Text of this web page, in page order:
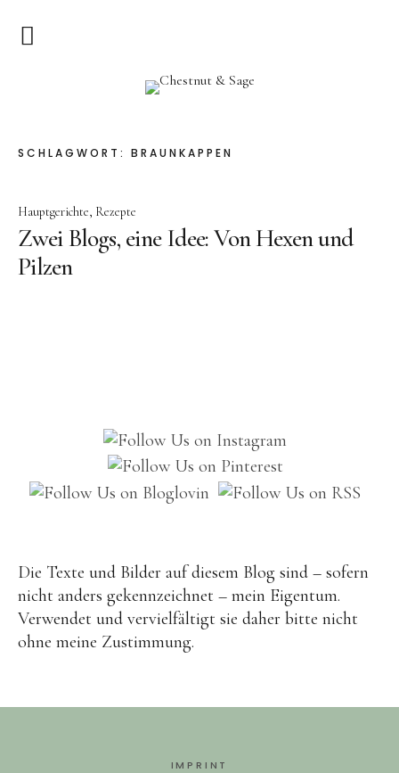
Chestnut & SageHome
Vorspeisen
Eis
Saft & Sirup
SCHLAGWORT: BRAUNKAPPEN
Hauptgerichte Rezepte
Zwei Blogs, eine Idee: Von Hexen und
Pilzen
Die Texte und Bilder auf diesem Blog sind – sofern
nicht anders gekennzeichnet – mein Eigentum.
Verwendet und vervielfältigt sie daher bitte nicht
ohne meine Zustimmung.
IMPRINT